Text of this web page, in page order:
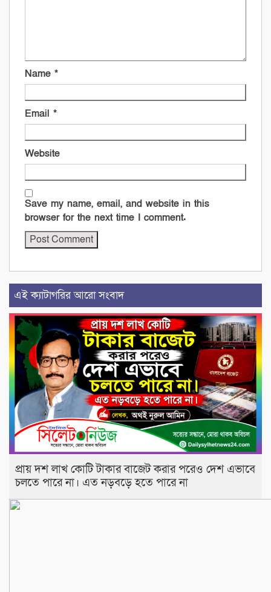
Name *
Email *
Website
Save my name, email, and website in this
browser for the next time I comment.
এই ক্যাটাগরির আরো সংবাদ
প্রায় দশ লাখ কোটি টাকার বাজেট করার পরেও দেশ এভাবে
চলতে পারে না। এত নড়বড়ে হতে পারে না